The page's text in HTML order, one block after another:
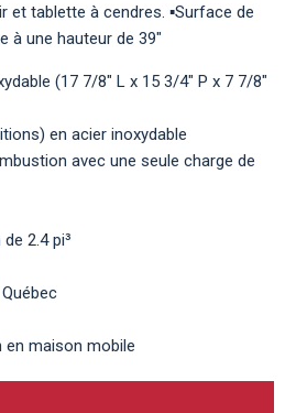
et tablette à cendres. ▪Surface de
à une hauteur de 39"
(17 7/8" L x 15 3/4" P x 7 7/8"
en acier inoxydable
avec une seule charge de
2.4 pi³
en maison mobile